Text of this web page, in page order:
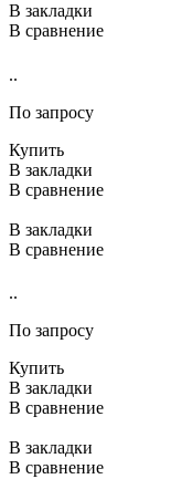
В закладки
В сравнение
..
По запросу
Купить
В закладки
В сравнение
В закладки
В сравнение
..
По запросу
Купить
В закладки
В сравнение
В закладки
В сравнение